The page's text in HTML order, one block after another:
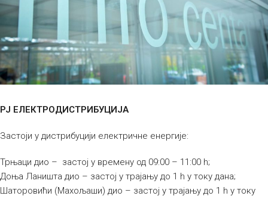
РЈ ЕЛЕКТРОДИСТРИБУЦИЈА
Застоји у дистрибуцији електричне енергије:
Трњаци дио – застој у времену од 09:00 – 11:00 h;
Доња Ланишта дио – застој у трајању до 1 h у току дана;
Шаторовићи (Махољаши) дио – застој у трајању до 1 h у току